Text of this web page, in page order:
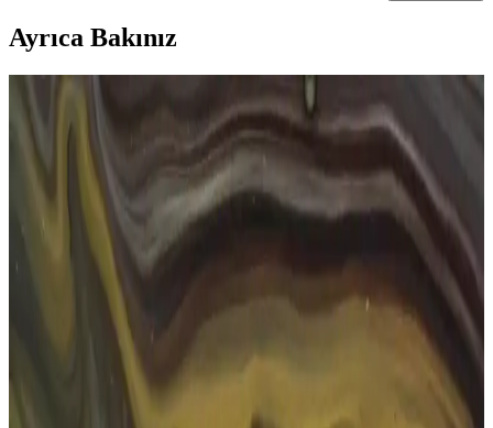
Ayrıca Bakınız
Göz Sağlığını Koruma Yöntemleri ve Günlük Bakım
İpuçları
Göz sağlığını korumak için düzenli kontroller, güneş gözlüğü
kullanımı, ekran süresini sınırlama ve sağlıklı beslenme önemlidir.
Bu yöntemlerle gözleriniz uzun süre sağlıklı kalabilir.
Dikdörtgen Güneş Gözlükleri: Estetik ve
Fonksiyonellik ile Günlük ve Özel Kullanım
Dikdörtgen güneş gözlükleri, şıklık ve fonksiyonelliği bir arada
sunar. Yüz şekline uygun tasarımlar, UV koruma özellikleri ve moda
trendleriyle, günlük ve özel günlerinizde ideal aksesuar.
Erkekler İçin Kare Güneş Gözlüğü Seçimi ve Bakım